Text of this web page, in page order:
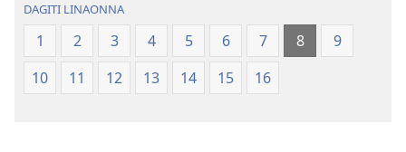
Patarus
ti
Patarus
DAGITI LINAONNA
1 2 3 4 5 6 7 8
9
10
11 12 13 14 15 16